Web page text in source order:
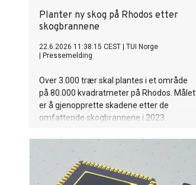
Planter ny skog på Rhodos etter
skogbrannene
22.6.2026 11:38:15 CEST
TUI Norge
Pressemelding
Over 3.000 trær skal plantes i et område
på 80.000 kvadratmeter på Rhodos. Målet
er å gjenopprette skadene etter de
omfattende skogbrannene i 2023.